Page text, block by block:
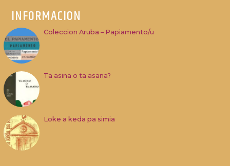
INFORMACION
Coleccion Aruba – Papiamento/u
Ta asina o ta asana?
Loke a keda pa simia